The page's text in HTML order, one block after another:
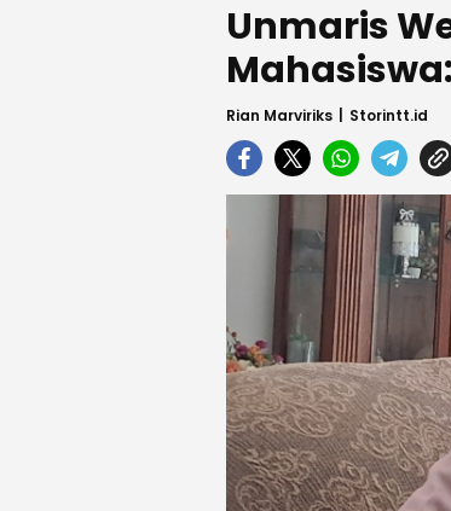
Unmaris
Rian Marviriks Storintt.id